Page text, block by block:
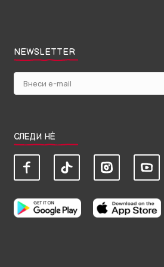
NEWSLETTER
СЛЕДИ НЀ